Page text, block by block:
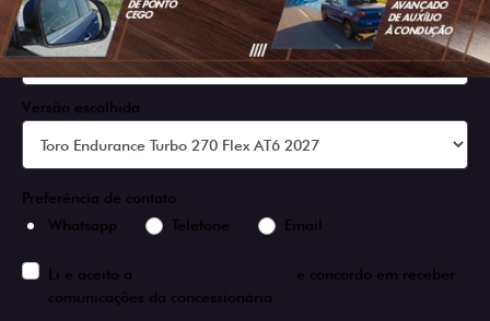
Versão escolhida
Preferência de contato:
Whatsapp
Telefone Email
Li e aceito a
e concordo em receber
comunicações da concessionária.